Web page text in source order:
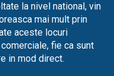
la nivel national, vin
mai mult prin
aceste locuri
fie ca sunt
in mod direct.